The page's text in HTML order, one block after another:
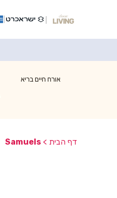
אורח חיים בריא
דף הבית >
Samuels